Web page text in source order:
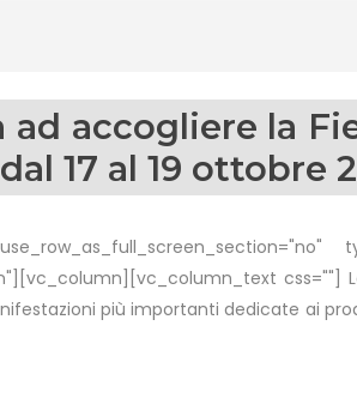
ad accogliere la
17 al 19 ottobre
css=""]
più importanti dedicate ai